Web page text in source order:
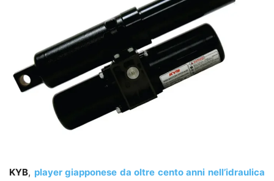
KYB, player giapponese da oltre cento anni nell’idraulica